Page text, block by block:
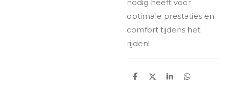
nodig heeft voor
optimale prestaties en
comfort tijdens het
rijden!
D
D
S
D